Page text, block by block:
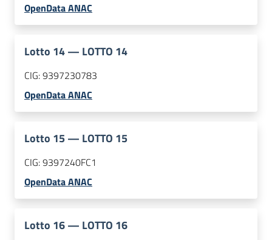
OpenData ANAC
Lotto 14— LOTTO 14
CIG:9397230783
OpenData ANAC
Lotto 15— LOTTO 15
CIG:9397240FC1
OpenData ANAC
Lotto 16— LOTTO 16